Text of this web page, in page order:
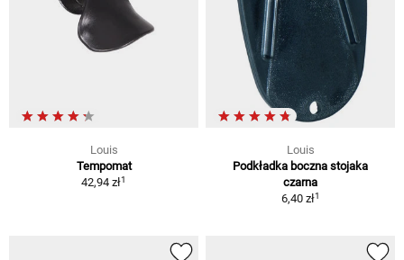
Louis
Tempomat
42,94 zł1
Louis
Podkładka boczna stojaka
czarna
6,40 zł1